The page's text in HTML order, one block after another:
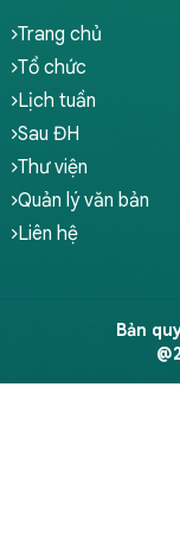
Kinh tế đầu tư
Kinh tế đầu tư
Công nghệ
Trí tuệ nhân tạo
Công nghệ thông
Khoa học dữ liệu
Kinh doanh
Kinh doanh
Trang chủ
Tổ chức
Lịch tuần
Sau ĐH
Thư viện
Quản lý văn bản
Liên hệ
Bản